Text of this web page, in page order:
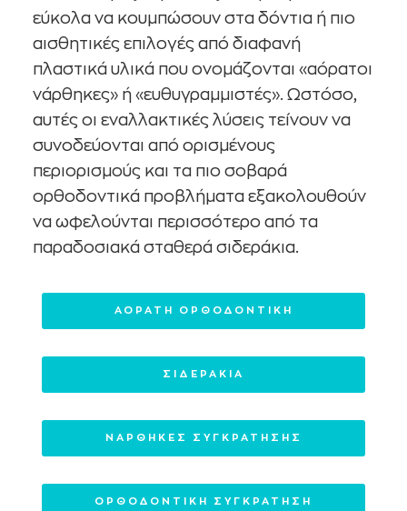
εύκολα να κουμπώσουν στα δόντια ή πιο
αισθητικές επιλογές από διαφανή
πλαστικά υλικά που ονομάζονται «αόρατοι
νάρθηκες» ή «ευθυγραμμιστές». Ωστόσο,
αυτές οι εναλλακτικές λύσεις τείνουν να
συνοδεύονται από ορισμένους
περιορισμούς και τα πιο σοβαρά
ορθοδοντικά προβλήματα εξακολουθούν
να ωφελούνται περισσότερο από τα
παραδοσιακά σταθερά σιδεράκια.
ΑΟΡΑΤΗ ΟΡΘΟΔΟΝΤΙΚΗ
ΣΙΔΕΡΑΚΙΑ
ΝΑΡΘΗΚΕΣ ΣΥΓΚΡΑΤΗΣΗΣ
ΟΡΘΟΔΟΝΤΙΚΗ ΣΥΓΚΡΑΤΗΣΗ